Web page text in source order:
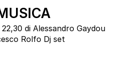
di Alessandro Gaydou
Rolfo Dj set